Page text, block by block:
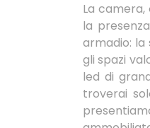
La
la
armadio: la
gli spazi
led di
troverai